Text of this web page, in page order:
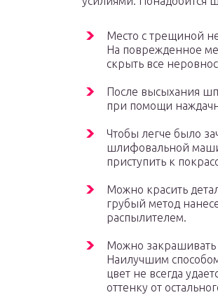
Место с трещиной
На поврежденное
скрыть все
После высыхания
при помощи
Чтобы легче было
шлифовальной
приступить к
Можно красить
грубый метод
распылителем.
Можно закрашивать
Наилучшим
цвет не всегда
оттенку от